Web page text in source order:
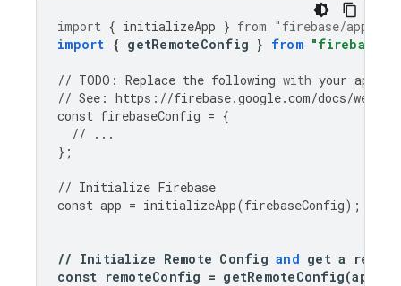
import { initializeApp } from "firebase/app"
import { getRemoteConfig } from "firebase/
// TODO : Replace the following with your app
// See : https : //firebase.google.com/docs/web
const firebaseConfig = {
//
...
};
// Initialize Firebase
const app = initializeApp(firebaseConfig);
// Initialize Remote Config and get a
const remoteConfig = getRemoteConfig(app